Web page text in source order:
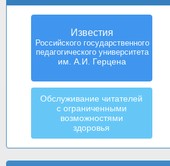
Известия
Российского государственного
педагогического университета
им. А.И. Герцена
Обслуживание читателей
с ограниченными
возможностями
здоровья